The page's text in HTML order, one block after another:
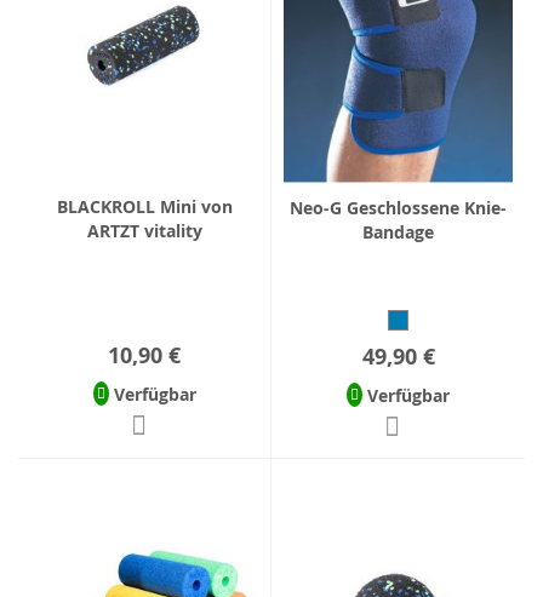
BLACKROLL Mini von
ARTZT vitality
10,90 €
Verfügbar
Neo-G Geschlossene Knie-
Bandage
49,90 €
Verfügbar